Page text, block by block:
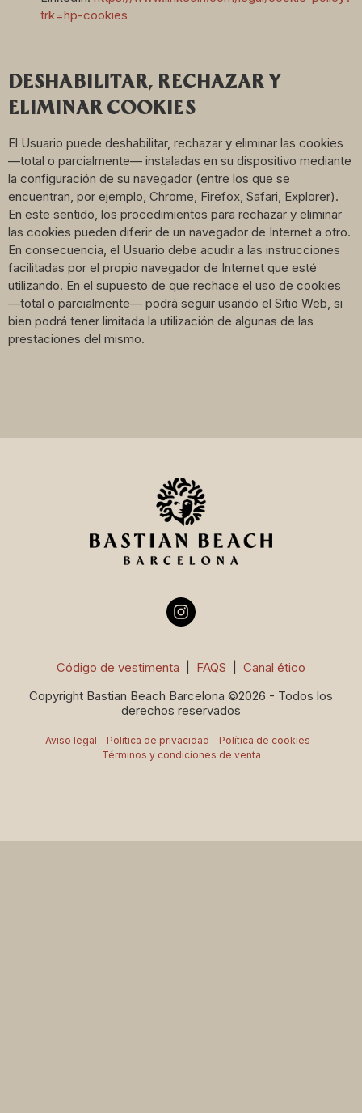
trk=hp-cookies
DESHABILITAR, RECHAZAR Y
ELIMINAR COOKIES
El Usuario puede deshabilitar, rechazar y eliminar las cookies
—total o parcialmente— instaladas en su dispositivo mediante
la configuración de su navegador (entre los que se
encuentran, por ejemplo, Chrome, Firefox, Safari, Explorer).
En este sentido, los procedimientos para rechazar y eliminar
las cookies pueden diferir de un navegador de Internet a otro.
En consecuencia, el Usuario debe acudir a las instrucciones
facilitadas por el propio navegador de Internet que esté
utilizando. En el supuesto de que rechace el uso de cookies
—total o parcialmente— podrá seguir usando el Sitio Web, si
bien podrá tener limitada la utilización de algunas de las
prestaciones del mismo.
Código de vestimenta FAQS
Canal ético
Copyright Bastian Beach Barcelona ©2026 - Todos los
derechos reservados
Aviso legal – Política de privacidad – Política de cookies –
Términos y condiciones de venta